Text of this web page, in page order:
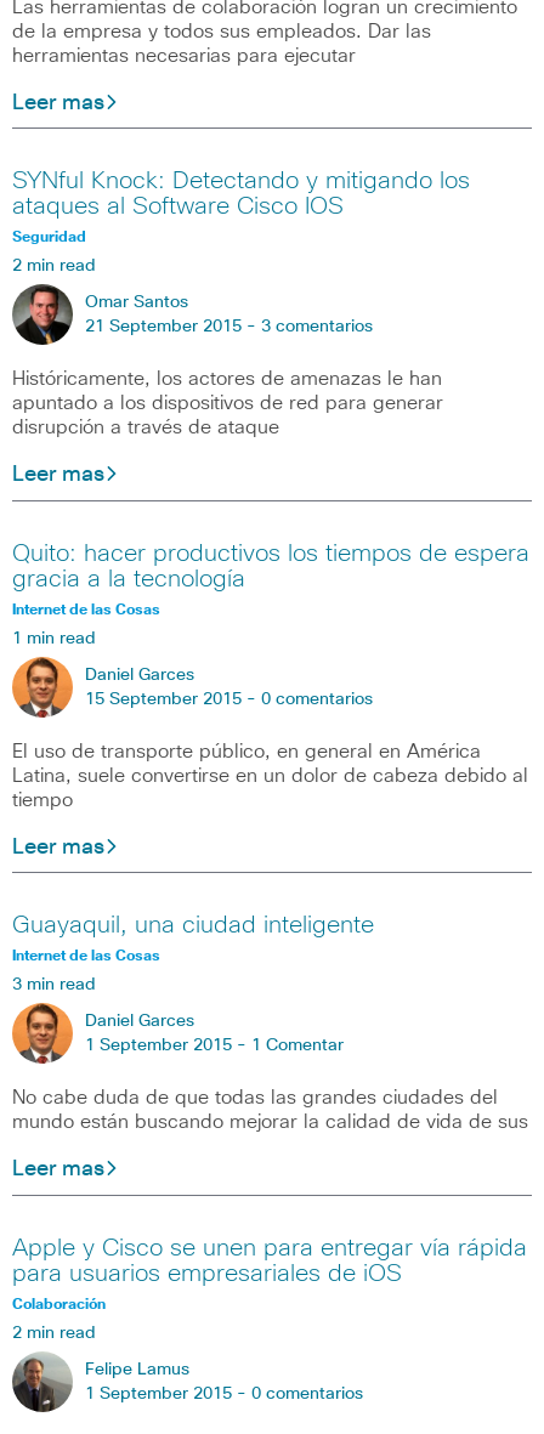
Las herramientas de colaboración logran un crecimiento
de la empresa y todos sus empleados. Dar las
herramientas necesarias para ejecutar
Leer mas
SYNful Knock: Detectando y mitigando los
ataques al Software Cisco IOS
Seguridad
2 min read
Omar Santos
21 September 2015 - 3 comentarios
Históricamente, los actores de amenazas le han
apuntado a los dispositivos de red para generar
disrupción a través de ataque
Leer mas
Quito: hacer productivos los tiempos de espera
gracia a la tecnología
Internet de las Cosas
1 min read
Daniel Garces
15 September 2015 - 0 comentarios
El uso de transporte público, en general en América
Latina, suele convertirse en un dolor de cabeza debido al
tiempo
Leer mas
Guayaquil, una ciudad inteligente
Internet de las Cosas
3 min read
Daniel Garces
1 September 2015 - 1 Comentar
No cabe duda de que todas las grandes ciudades del
mundo están buscando mejorar la calidad de vida de sus
Leer mas
Apple y Cisco se unen para entregar vía rápida
para usuarios empresariales de iOS
Colaboración
2 min read
Felipe Lamus
1 September 2015 - 0 comentarios